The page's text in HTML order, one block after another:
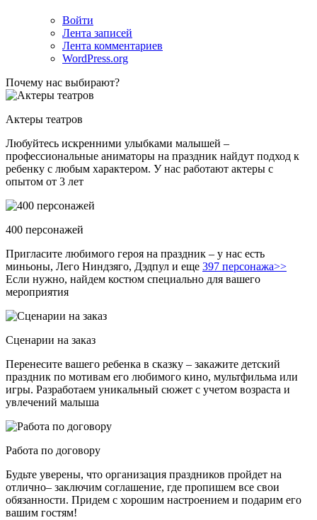
Войти
Лента записей
Лента комментариев
WordPress.org
Почему нас выбирают?
Актеры театров
Любуйтесь искренними улыбками малышей –
профессиональные аниматоры на праздник найдут подход к
ребенку с любым характером. У нас работают актеры с
опытом от 3 лет
400 персонажей
Пригласите любимого героя на праздник – у нас есть
миньоны, Лего Ниндзяго, Дэдпул и еще 397 персонажа>>
Если нужно, найдем костюм специально для вашего
мероприятия
Сценарии на заказ
Перенесите вашего ребенка в сказку – закажите детский
праздник по мотивам его любимого кино, мультфильма или
игры. Разработаем уникальный сюжет с учетом возраста и
увлечений малыша
Работа по договору
Будьте уверены, что организация праздников пройдет на
отлично– заключим соглашение, где пропишем все свои
обязанности. Придем с хорошим настроением и подарим его
вашим гостям!